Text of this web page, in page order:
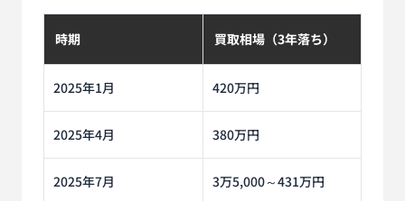
時期 買取相場（3年落ち）
2025年1月 420万円
2025年4月 380万円
2025年7月 3万5,000～431万円